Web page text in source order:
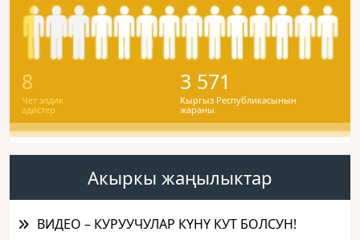
8
Чет элдик
адистер
3 571
Кыргыз Республикасынын
жараны
Акыркы жаңылыктар
ВИДЕО – КУРУУЧУЛАР КҮНҮ КУТ БОЛСУН!